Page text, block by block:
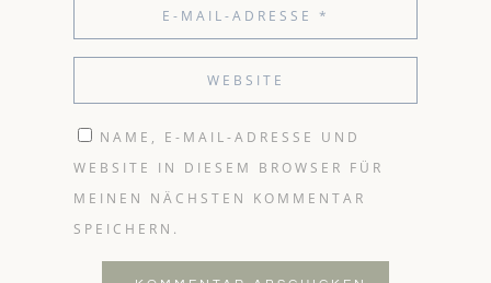
NAME, E-MAIL-ADRESSE UND
WEBSITE IN DIESEM BROWSER FÜR
MEINEN NÄCHSTEN KOMMENTAR
SPEICHERN.